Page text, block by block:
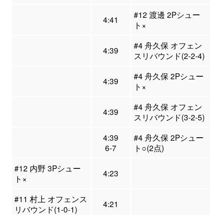
4:41
#12 渡邊 2Pシュー
ト×
4:39
#4 舟久保 オフェン
スリバウンド(2-2-4)
4:39
#4 舟久保 2Pシュー
ト×
4:39
#4 舟久保 オフェン
スリバウンド(3-2-5)
4:39
6-7
#4 舟久保 2Pシュー
ト○(2点)
#12 内野 3Pシュー
ト×
4:23
#11 村上 オフェンス
リバウンド(1-0-1)
4:21